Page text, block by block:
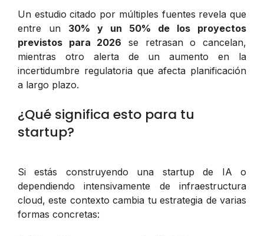
Un estudio citado por múltiples fuentes revela que
entre un 30% y un 50% de los proyectos
previstos para 2026 se retrasan o cancelan,
mientras otro alerta de un aumento en la
incertidumbre regulatoria que afecta planificación
a largo plazo.
¿Qué significa esto para tu
startup?
Si estás construyendo una startup de IA o
dependiendo intensivamente de infraestructura
cloud, este contexto cambia tu estrategia de varias
formas concretas: